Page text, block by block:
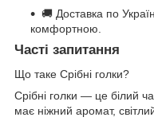
🚚 Доставка по
комфортною.
Часті запитання
Що таке Срібні голки?
Срібні голки — це білий
має ніжний аромат,